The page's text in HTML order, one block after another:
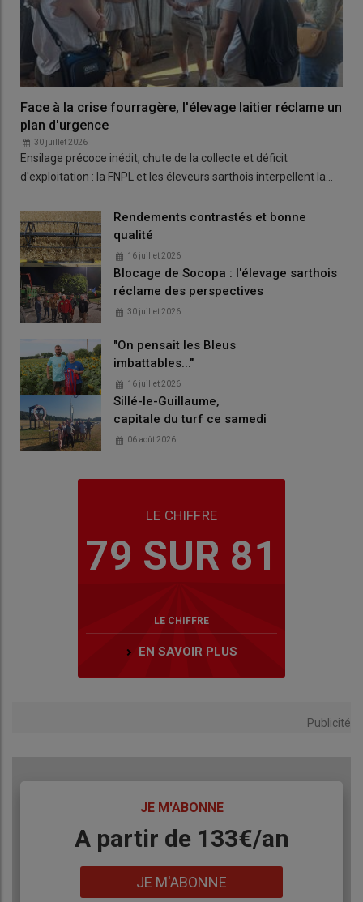
Face à la crise fourragère, l'élevage laitier réclame un
plan d'urgence
30 juillet 2026
Ensilage précoce inédit, chute de la collecte et déficit
d'exploitation : la FNPL et les éleveurs sarthois interpellent la…
Rendements contrastés et bonne
qualité
16 juillet 2026
Blocage de Socopa : l'élevage sarthois
réclame des perspectives
30 juillet 2026
"On pensait les Bleus
imbattables..."
16 juillet 2026
Sillé-le-Guillaume,
capitale du turf ce samedi
06 août 2026
LE CHIFFRE
79 SUR 81
LE CHIFFRE
EN SAVOIR PLUS
Publicité
JE M'ABONNE
BodyA partir de 133€/an
JE M'ABONNE